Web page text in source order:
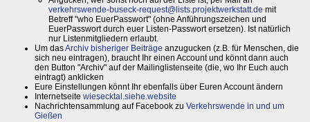
verkehrswende-buseck-request@lists.projektwerkstatt.de mit
Betreff "who EuerPasswort" (ohne Anführungszeichen und
EuerPasswort durch euer Listen-Passwort ersetzen). Ist natürlich
nur Listenmitgliedern erlaubt.
Um dasArchiv bisheriger Beiträge anzugucken (z.B. für Menschen, die
sich neu eintragen), braucht Ihr einen Account und könnt dann auch
den Button "Archiv" auf der Mailinglistenseite (die, wo Ihr Euch auch
eintragt) anklicken
Eure Einstellungen könnt Ihr ebenfalls über Euren Account ändern
Internetseite wiesecktal.siehe.website
Nachrichtensammlung auf Facebook zu Verkehrswende in und um
Gießen